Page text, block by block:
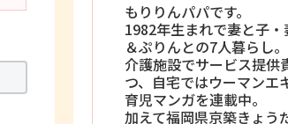
もりりんパパです。
1982年生まれで妻と子
＆ぷりんとの7人暮らし。
介護施設でサービス提供
つ、自宅ではウーマンエ
育児マンガを連載中。
加えて福岡県京築きょう